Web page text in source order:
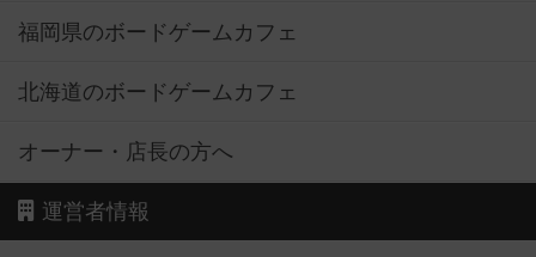
福岡県のボードゲームカフェ
北海道のボードゲームカフェ
オーナー・店長の方へ
運営者情報